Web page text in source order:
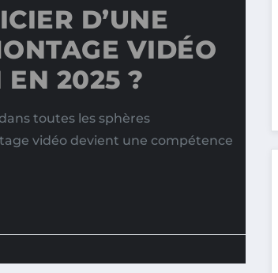
D’UNE
VIDÉO
2025 ?
toutes les sphères
vidéo devient une compétence